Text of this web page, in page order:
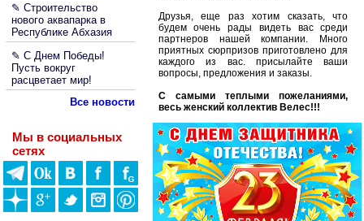
✎ Строительство
нового аквапарка в
Республике Абхазия
✎ С Днем Победы!
Пусть вокруг
расцветает мир!
Все новости
Мы в социальных
сетях
Друзья, еще раз хотим сказать, что
будем очень рады видеть вас среди
партнеров нашей компании. Много
приятных сюрпризов приготовлено для
каждого из вас. присылайте ваши
вопросы, предложения и заказы.
С самыми теплыми пожеланиями,
весь женский коллектив Велес!!!